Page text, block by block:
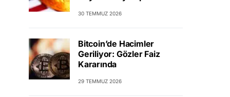
30 TEMMUZ 2026
Bitcoin’de Hacimler
Geriliyor: Gözler Faiz
Kararında
29 TEMMUZ 2026